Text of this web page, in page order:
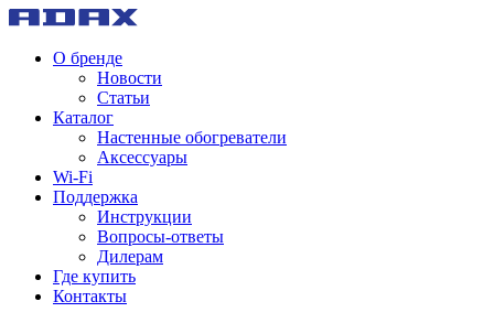
О бренде
Новости
Статьи
Каталог
Настенные обогреватели
Аксессуары
Wi-Fi
Поддержка
Инструкции
Вопросы-ответы
Дилерам
Где купить
Контакты